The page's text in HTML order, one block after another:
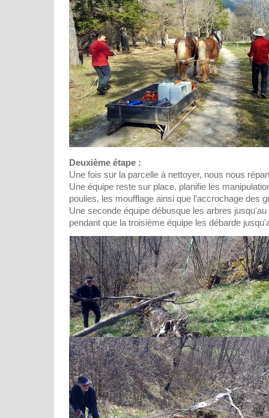
Deuxième étape :
Une fois sur la parcelle à nettoyer, nous nous
Une équipe reste sur place, planifie les
poulies, les moufflage ainsi que l’accrochage des
Une seconde équipe débusque les arbres
pendant que la troisième équipe les débarde